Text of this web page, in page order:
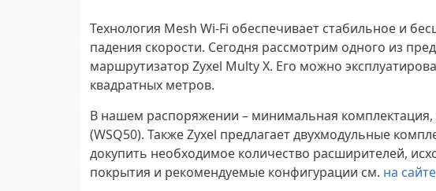
Технология Mesh Wi-Fi обеспечивает стабильное и
падения скорости. Сегодня рассмотрим одного из
маршрутизатор Zyxel Multy X. Его можно
квадратных метров.
В нашем распоряжении – минимальная комплектация,
(WSQ50). Также Zyxel предлагает двухмодульные
докупить необходимое количество расширителей,
покрытия и рекомендуемые конфигурации см. на